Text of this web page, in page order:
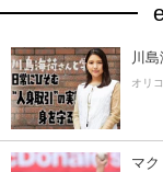
川
オリ
マ